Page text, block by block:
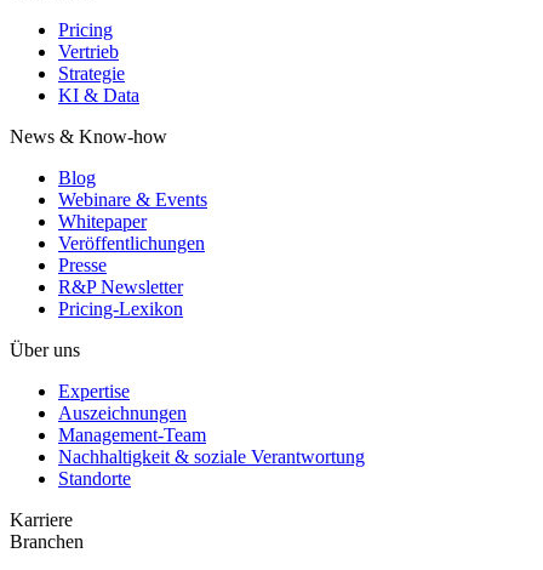
Pricing
Vertrieb
Strategie
KI & Data
News & Know-how
Blog
Webinare & Events
Whitepaper
Veröffentlichungen
Presse
R&P Newsletter
Pricing-Lexikon
Über uns
Expertise
Auszeichnungen
Management-Team
Nachhaltigkeit & soziale Verantwortung
Standorte
Karriere
Branchen